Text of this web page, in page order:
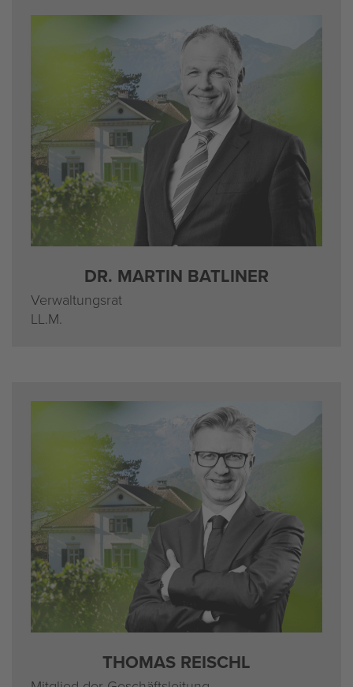
DR. MAR­TIN BAT­LI­NER
Ver­wal­tungs­rat
LL.M.
THO­MAS REISCHL